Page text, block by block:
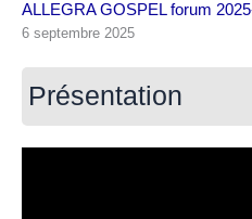
ALLEGRA GOSPEL forum
6 septembre 2025
Présentation